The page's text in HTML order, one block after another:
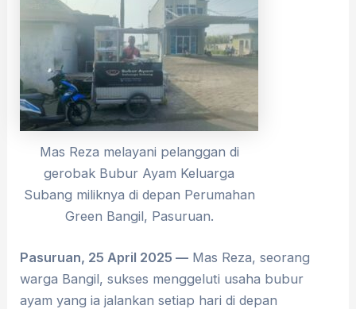
Mas Reza melayani pelanggan di
gerobak Bubur Ayam Keluarga
Subang miliknya di depan Perumahan
Green Bangil, Pasuruan.
Pasuruan, 25 April 2025 — Mas Reza, seorang
warga Bangil, sukses menggeluti usaha bubur
ayam yang ia jalankan setiap hari di depan